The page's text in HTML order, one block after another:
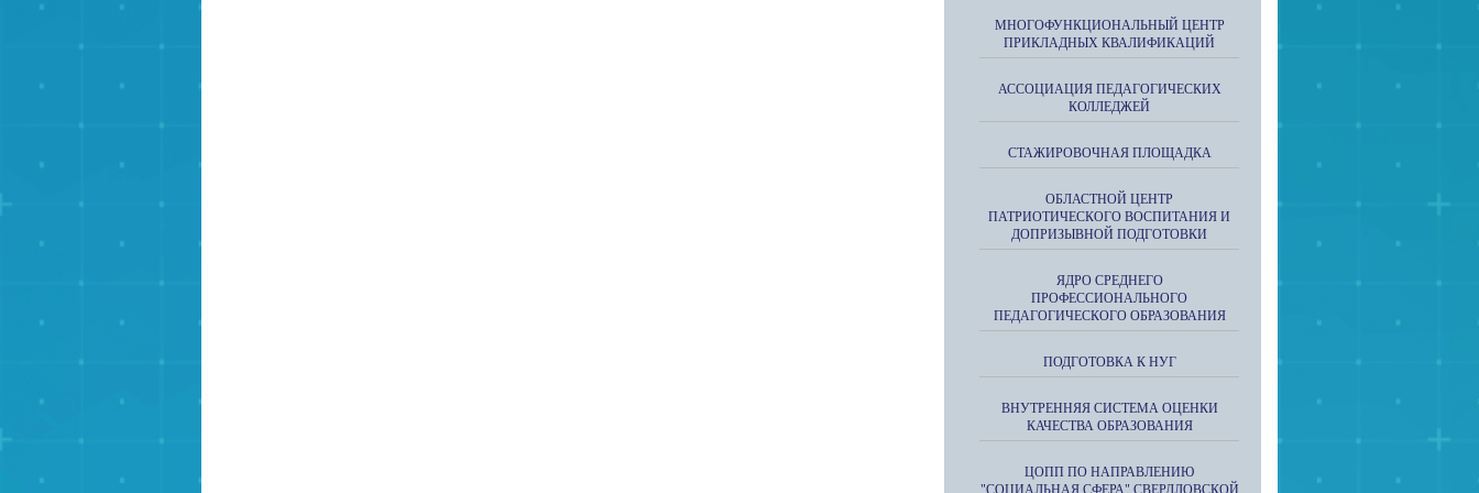
МНОГОФУНКЦИОНАЛЬНЫЙ ЦЕНТР
ПРИКЛАДНЫХ КВАЛИФИКАЦИЙ
АССОЦИАЦИЯ ПЕДАГОГИЧЕСКИХ
КОЛЛЕДЖЕЙ
СТАЖИРОВОЧНАЯ ПЛОЩАДКА
ОБЛАСТНОЙ ЦЕНТР
ПАТРИОТИЧЕСКОГО ВОСПИТАНИЯ И
ДОПРИЗЫВНОЙ ПОДГОТОВКИ
ЯДРО СРЕДНЕГО
ПРОФЕССИОНАЛЬНОГО
ПЕДАГОГИЧЕСКОГО ОБРАЗОВАНИЯ
ПОДГОТОВКА К НУГ
ВНУТРЕННЯЯ СИСТЕМА ОЦЕНКИ
КАЧЕСТВА ОБРАЗОВАНИЯ
ЦОПП ПО НАПРАВЛЕНИЮ
"СОЦИАЛЬНАЯ СФЕРА" СВЕРДЛОВСКОЙ